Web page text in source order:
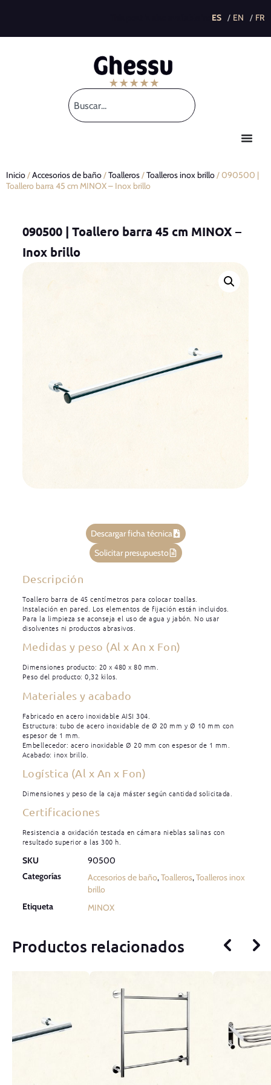
Inicio/Accesorios de baño/Toalleros/Toalleros inox brillo/ 090500 |
Toallero barra 45 cm MINOX – Inox brillo
090500 | Toallero barra 45 cm MINOX –
Inox brillo
Descargar ficha técnica
Solicitar presupuesto
Descripción
Toallero barra de 45 centímetros para colocar toallas.
Instalación en pared. Los elementos de fijación están incluidos.
Para la limpieza se aconseja el uso de agua y jabón. No usar
disolventes ni productos abrasivos.
Medidas y peso (Al x An x Fon)
Dimensiones producto: 20 x 480 x 80 mm.
Peso del producto: 0,32 kilos.
Materiales y acabado
Fabricado en acero inoxidable AISI 304.
Estructura: tubo de acero inoxidable de Ø 20 mm y Ø 10 mm con
espesor de 1 mm.
Embellecedor: acero inoxidable Ø 20 mm con espesor de 1 mm.
Acabado: inox brillo.
Logística (Al x An x Fon)
Dimensiones y peso de la caja máster según cantidad solicitada.
Certificaciones
Resistencia a oxidación testada en cámara nieblas salinas con
resultado superior a las 300 h.
SKU
90500
Categorías
Accesorios de baño,Toalleros,Toalleros inox
brillo
Etiqueta
MINOX
Productos relacionados